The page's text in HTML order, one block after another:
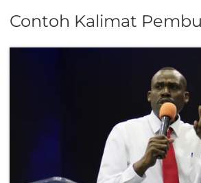
Contoh Kalimat